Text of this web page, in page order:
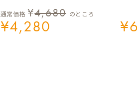
通常価格 ¥4,680 のところ
¥4,280 ¥